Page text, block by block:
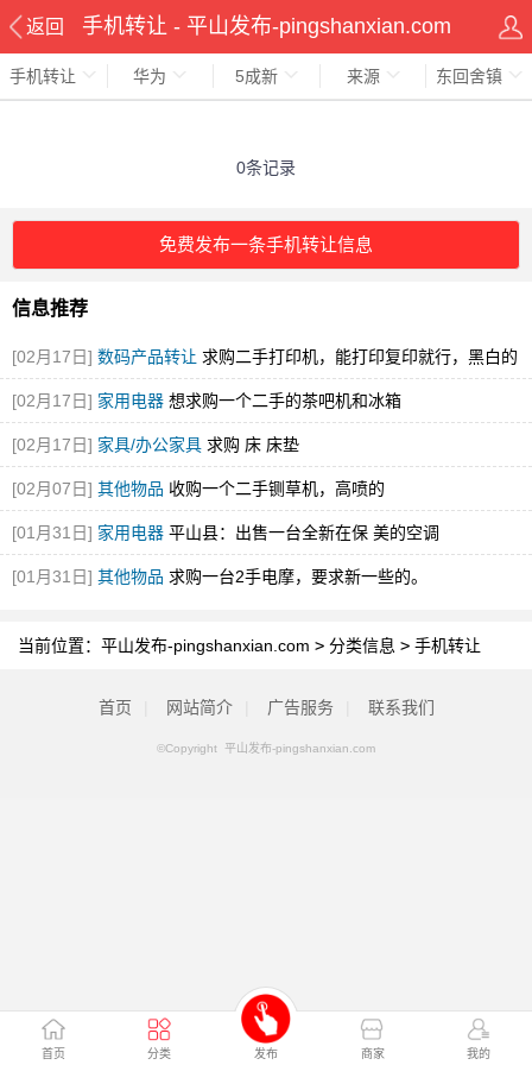
返回 手机转让 - 平山发布-pingshanxian.com
首页 分类 发布 商家 我的
手机转让 华为 5成新 来源 东回舍镇
0条记录
免费发布一条手机转让信息
信息推荐
[02月17日] 数码产品转让 求购二手打印机，能打印复印就行，黑白的
就可
[02月17日] 家用电器 想求购一个二手的茶吧机和冰箱
[02月17日] 家具/办公家具 求购 床 床垫
[02月07日] 其他物品 收购一个二手铡草机，高喷的
[01月31日] 家用电器 平山县：出售一台全新在保 美的空调
[01月31日] 其他物品 求购一台2手电摩，要求新一些的。
当前位置： 平山发布-pingshanxian.com > 分类信息 > 手机转让
首页 网站简介 广告服务 联系我们
©Copyright 平山发布-pingshanxian.com